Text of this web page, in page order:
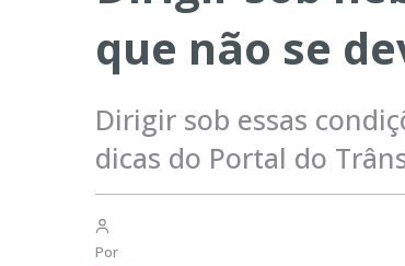
que não se
Dirigir sob essas
dicas do Portal do
Por